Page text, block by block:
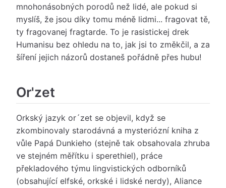
mnohonásobných porodů než lidé, ale pokud si
myslíš, že jsou díky tomu méně lidmi... fragovat tě,
ty fragovanej fragtarde. To je rasistickej drek
Humanisu bez ohledu na to, jak jsi to změkčil, a za
šíření jejich názorů dostaneš pořádně přes hubu!
Or'zet
Orkský jazyk or´zet se objevil, když se
zkombinovaly starodávná a mysteriózní kniha z
vůle Papá Dunkieho (stejně tak obsahovala zhruba
ve stejném měřítku i sperethiel), práce
překladového týmu lingvistických odborníků
(obsahující elfské, orkské i lidské nerdy), Aliance